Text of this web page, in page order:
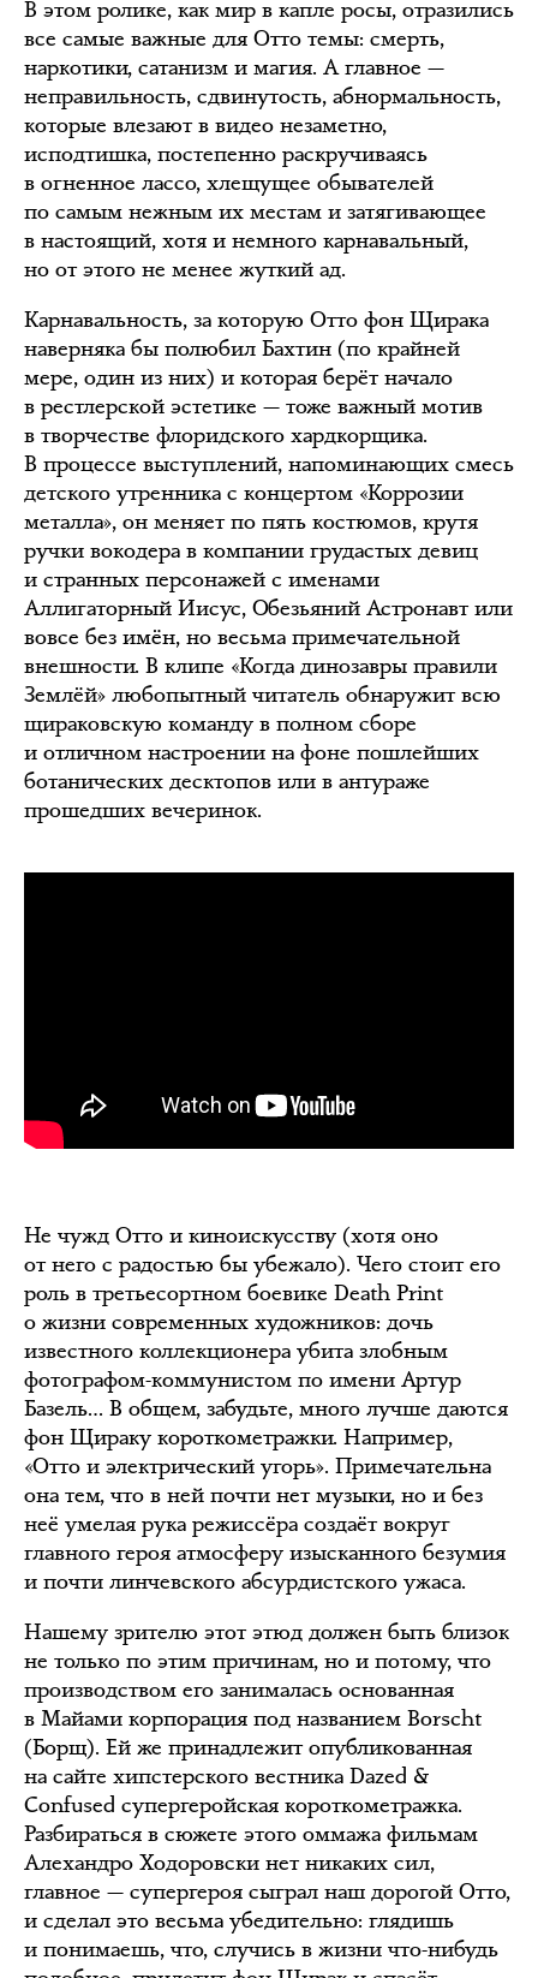
В этом ролике, как мир в капле росы, отразились
все самые важные для Отто темы: смерть,
наркотики, сатанизм и магия. А главное —
неправильность, сдвинутость, абнормальность,
которые влезают в видео незаметно,
исподтишка, постепенно раскручиваясь
в огненное лассо, хлещущее обывателей
по самым нежным их местам и затягивающее
в настоящий, хотя и немного карнавальный,
но от этого не менее жуткий ад.
Карнавальность, за которую Отто фон Щирака
наверняка бы полюбил Бахтин (по крайней
мере, один из них) и которая берёт начало
в рестлерской эстетике — тоже важный мотив
в творчестве флоридского хардкорщика.
В процессе выступлений, напоминающих смесь
детского утренника с концертом «Коррозии
металла», он меняет по пять костюмов, крутя
ручки вокодера в компании грудастых девиц
и странных персонажей c именами
Аллигаторный Иисус, Обезьяний Астронавт или
вовсе без имён, но весьма примечательной
внешности. В клипе «Когда динозавры правили
Землёй» любопытный читатель обнаружит всю
щираковскую команду в полном сборе
и отличном настроении на фоне пошлейших
ботанических десктопов или в антураже
прошедших вечеринок.
Не чужд Отто и киноискусству (хотя оно
от него с радостью бы убежало). Чего стоит его
роль в третьесортном боевике Death Print
о жизни современных художников: дочь
известного коллекционера убита злобным
фотографом-коммунистом по имени Артур
Базель… В общем, забудьте, много лучше даются
фон Щираку короткометражки. Например,
«Отто и электрический угорь». Примечательна
она тем, что в ней почти нет музыки, но и без
неё умелая рука режиссёра создаёт вокруг
главного героя атмосферу изысканного безумия
и почти линчевского абсурдистского ужаса.
Нашему зрителю этот этюд должен быть близок
не только по этим причинам, но и потому, что
производством его занималась основанная
в Майами корпорация под названием Borscht
(Борщ). Ей же принадлежит опубликованная
на сайте хипстерского вестника Dazed &
Confused супергеройская короткометражка.
Разбираться в сюжете этого оммажа фильмам
Алехандро Ходоровски нет никаких сил,
главное — супергероя сыграл наш дорогой Отто,
и сделал это весьма убедительно: глядишь
и понимаешь, что, случись в жизни что-нибудь